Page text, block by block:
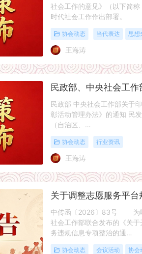
社会工作的意见》（以下简
时代社会工作作出部署。
协会动态 当代表达 思想
王海涛
民政部 中央社会工作部关于
彰活动管理办法》的通知 民
（自治区、…
协会动态 行业资讯
王海涛
中传函〔2026〕83号 为
社会工作部联合发布的《关
务违规信息专项整治的通…
协会动态 会议活动 协会